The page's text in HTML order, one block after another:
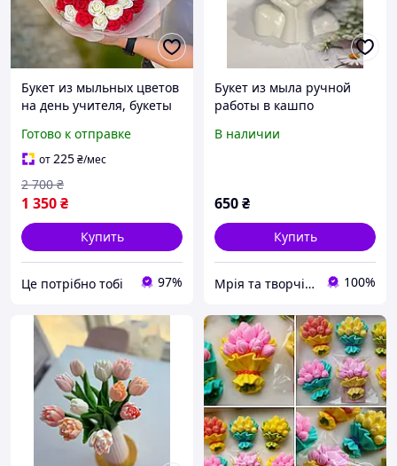
Букет из мыльных цветов
на день учителя, букеты
работы, подарок сестре
на день|ЭТО НУЖНО
Готово к отправке
от225₴/мес
1 350₴
2 700 ₴
Купить
Це потрібно тобі 97%
Букет из мыла ручной
работы в кашпо
В наличии
650₴
Купить
Мрія та творчість 100%